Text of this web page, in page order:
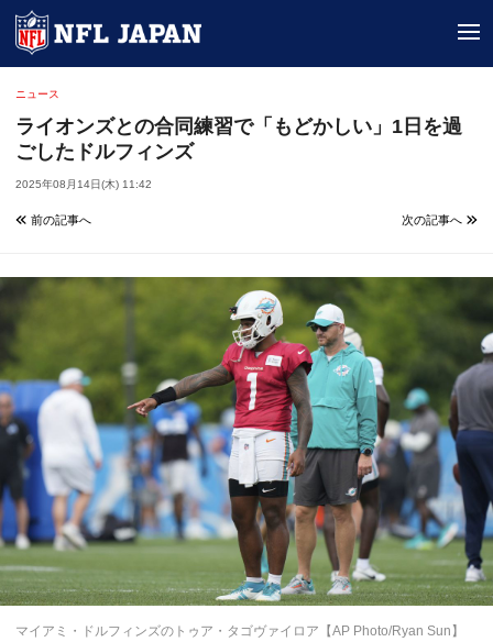
ニュース
ライオンズとの合同練習で「もどかしい」1日を過
ごしたドルフィンズ
2025年08月14日(木) 11:42
前の記事へ 次の記事へ
マイアミ・ドルフィンズのトゥア・タゴヴァイロア【AP Photo/Ryan Sun】